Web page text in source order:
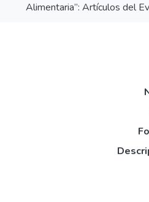
Alimentaria”: Artículos del